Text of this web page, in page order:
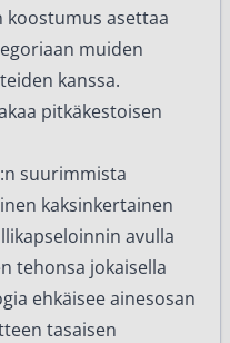
koostumus asettaa
muiden
kanssa.
pitkäkestoisen
suurimmista
kaksinkertainen
avulla
tehonsa jokaisella
ehkäisee ainesosan
tasaisen